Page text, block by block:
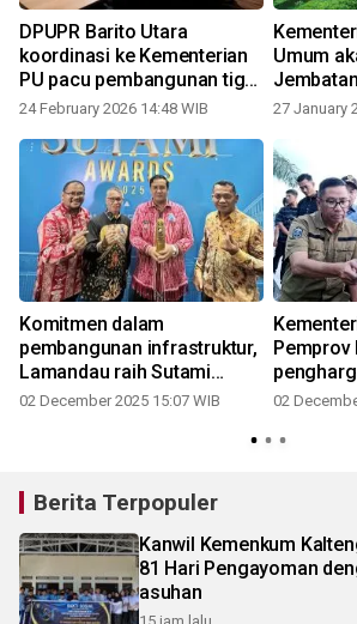
DPUPR Barito Utara
koordinasi ke Kementerian
PU pacu pembangunan tiga
jembatan
24 February 2026 14:48 WIB
Umum
27 January
Komitmen dalam
pembangunan infrastruktur,
Lamandau raih Sutami
Award 2025
02 December 2025 15:07 WIB
Pemprov
dalam
02
Berita Terpopuler
Kanwil Kemenkum
81 Hari Pengayoman
asuhan